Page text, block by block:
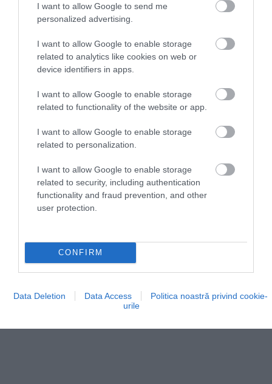
I want to allow Google to send me
personalized advertising.
I want to allow Google to enable storage
related to analytics like cookies on web or
device identifiers in apps.
I want to allow Google to enable storage
related to functionality of the website or app.
I want to allow Google to enable storage
related to personalization.
I want to allow Google to enable storage
related to security, including authentication
functionality and fraud prevention, and other
user protection.
CONFIRM
Data Deletion Data Access
Politica noastră privind cookie-
urile
Experienţă interactivă şi captivantă oferită de
aplicaţia MuzeAR
Palatului Culturii din Iaşi sunt ajutaţi să vadă…